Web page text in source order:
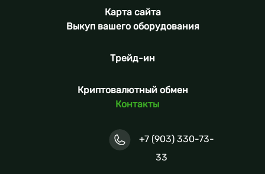
Карта сайта
Выкуп вашего оборудования
Трейд-ин
Криптовалютный обмен
Контакты
+7 (903) 330-73-
33